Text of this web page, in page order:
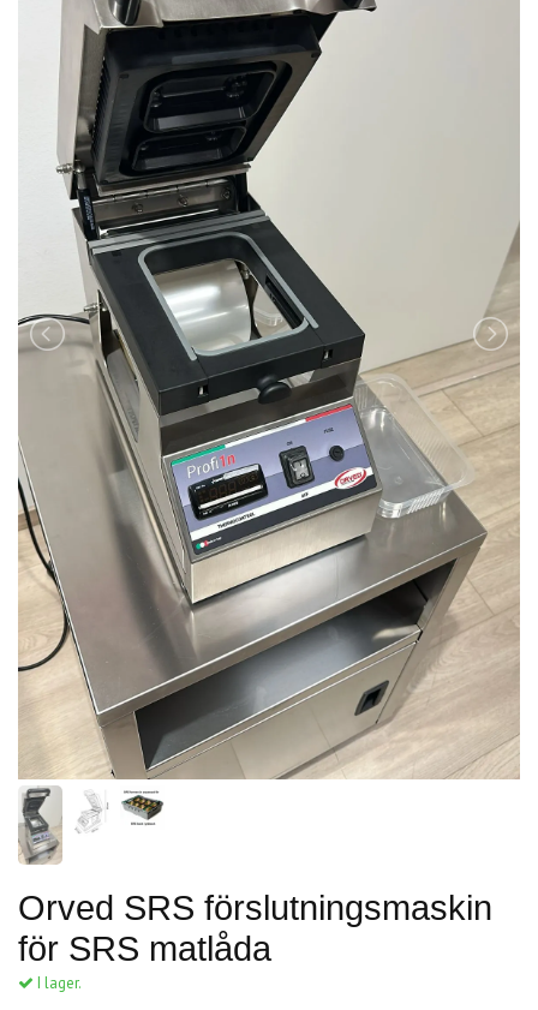
Orved SRS förslutningsmaskin
för SRS matlåda
I lager.